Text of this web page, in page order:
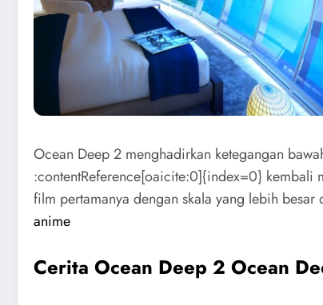
Ocean Deep 2 menghadirkan ketegangan
:contentReference[oaicite:0]{index=0} kembali
film pertamanya dengan skala yang lebih
anime
Cerita Ocean Deep 2 Ocean